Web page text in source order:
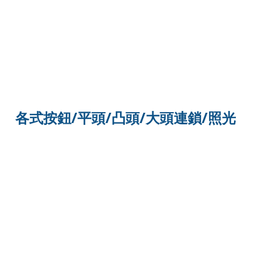
各式按鈕/平頭/凸頭/大頭連鎖/照光